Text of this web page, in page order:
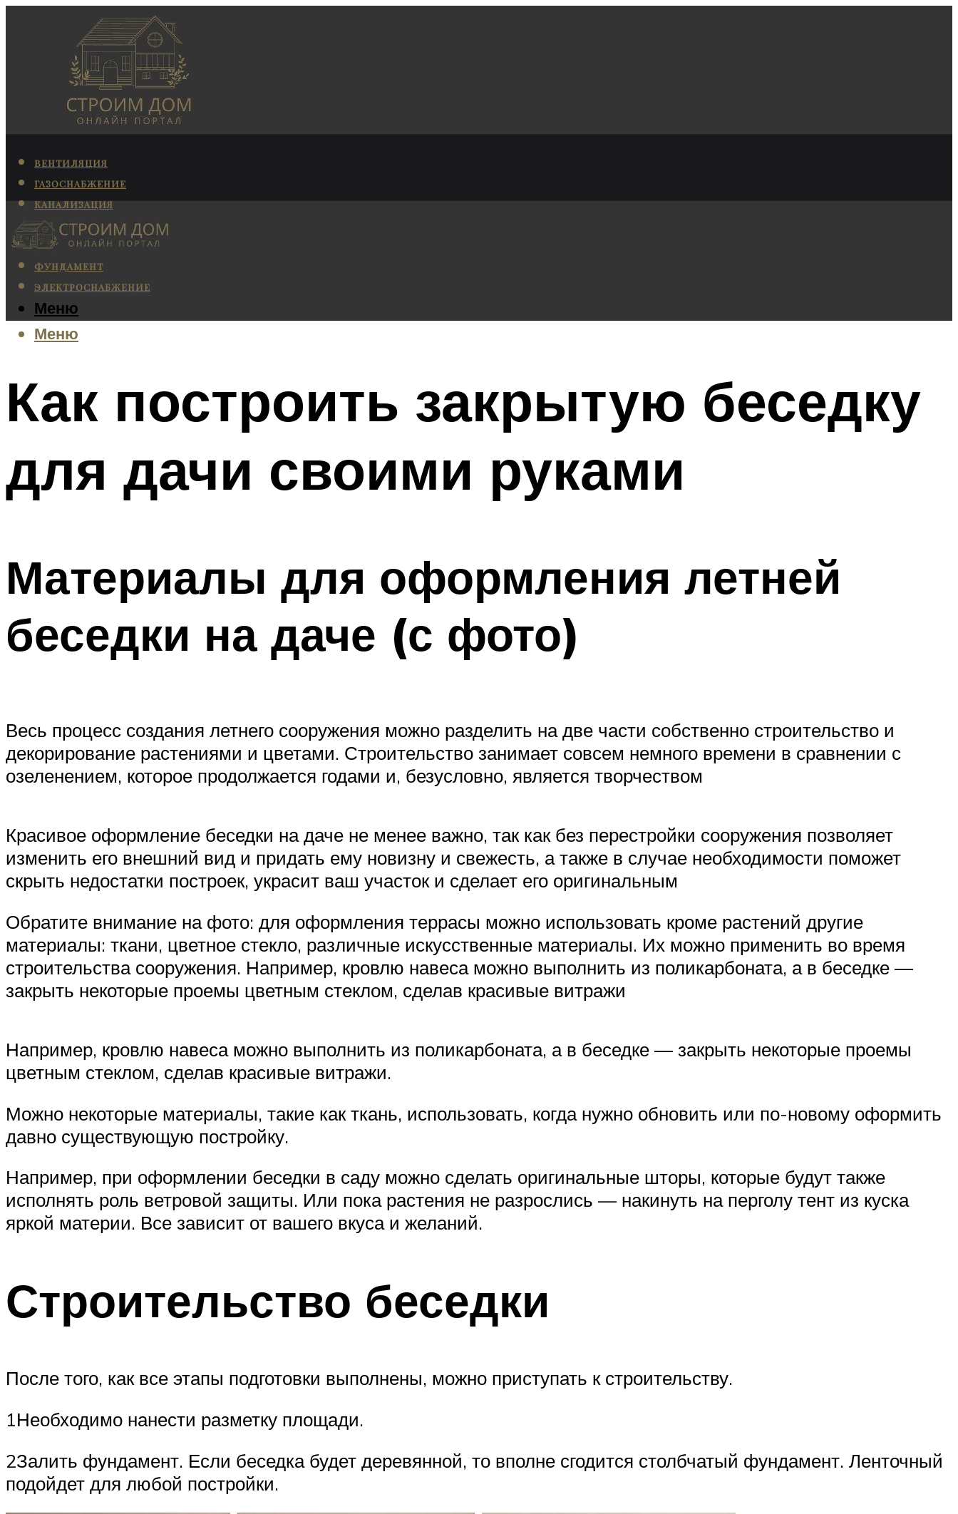
ВЕНТИЛЯЦИЯ
ГАЗОСНАБЖЕНИЕ
КАНАЛИЗАЦИЯ
КОНДИЦИОНИРОВАНИЕ
ОТОПЛЕНИЕ
ФУНДАМЕНТ
ЭЛЕКТРОСНАБЖЕНИЕ
Меню
Меню
Как построить закрытую беседку
для дачи своими руками
Материалы для оформления летней
беседки на даче (с фото)
Весь процесс создания летнего сооружения можно разделить на две части собственно строительство и
декорирование растениями и цветами. Строительство занимает совсем немного времени в сравнении с
озеленением, которое продолжается годами и, безусловно, является творчеством
Красивое оформление беседки на даче не менее важно, так как без перестройки сооружения позволяет
изменить его внешний вид и придать ему новизну и свежесть, а также в случае необходимости поможет
скрыть недостатки построек, украсит ваш участок и сделает его оригинальным
Обратите внимание на фото: для оформления террасы можно использовать кроме растений другие
материалы: ткани, цветное стекло, различные искусственные материалы. Их можно применить во время
строительства сооружения. Например, кровлю навеса можно выполнить из поликарбоната, а в беседке —
закрыть некоторые проемы цветным стеклом, сделав красивые витражи
Например, кровлю навеса можно выполнить из поликарбоната, а в беседке — закрыть некоторые проемы
цветным стеклом, сделав красивые витражи.
Можно некоторые материалы, такие как ткань, использовать, когда нужно обновить или по-новому оформить
давно существующую постройку.
Например, при оформлении беседки в саду можно сделать оригинальные шторы, которые будут также
исполнять роль ветровой защиты. Или пока растения не разрослись — накинуть на перголу тент из куска
яркой материи. Все зависит от вашего вкуса и желаний.
Строительство беседки
После того, как все этапы подготовки выполнены, можно приступать к строительству.
1Необходимо нанести разметку площади.
2Залить фундамент. Если беседка будет деревянной, то вполне сгодится столбчатый фундамент. Ленточный
подойдет для любой постройки.